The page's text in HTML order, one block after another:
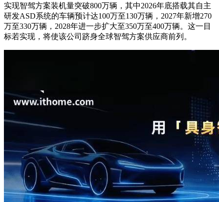
实现智驾方案装机量突破800万辆，其中2026年底搭载其自主
研发ASD系统的车辆预计达100万至130万辆，2027年新增270
万至330万辆，2028年进一步扩大至350万至400万辆。这一目
标若实现，将使该公司跻身全球智驾方案供应商前列。